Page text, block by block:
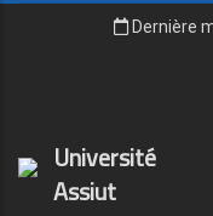
Dernière
Université
Assiut